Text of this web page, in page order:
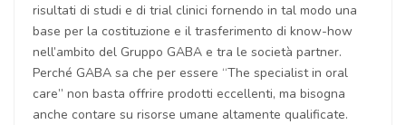
risultati di studi e di trial clinici fornendo in tal modo una
base per la costituzione e il trasferimento di know-how
nell’ambito del Gruppo GABA e tra le società partner.
Perché GABA sa che per essere “The specialist in oral
care” non basta offrire prodotti eccellenti, ma bisogna
anche contare su risorse umane altamente qualificate.